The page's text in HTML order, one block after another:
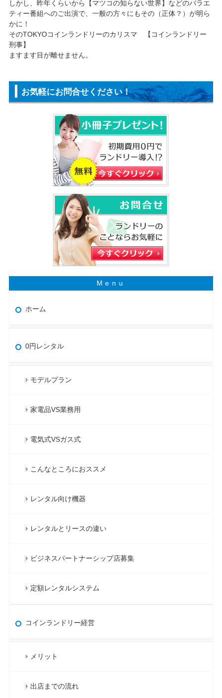
しかし、昨年くらいから【マツコの知らない世界】などのバラエ
ティー番組へのご出演で、一般の方々にもその（正体？）が明ら
かに！
そのTOKYOコインランドリーのカリスマ 【コインランドリー
刑事】
ますます目が離せません。
お気軽にお問合せください！
ホーム
0円レンタル
モデルプラン
家電品VS業務用
電気式VSガス式
こんなところにおススメ
レンタル向け機器
レンタルとリースの違い
ビジネスパートナーシップ店募集
定額レンタルシステム
コインランドリー経営
メリット
出店までの流れ